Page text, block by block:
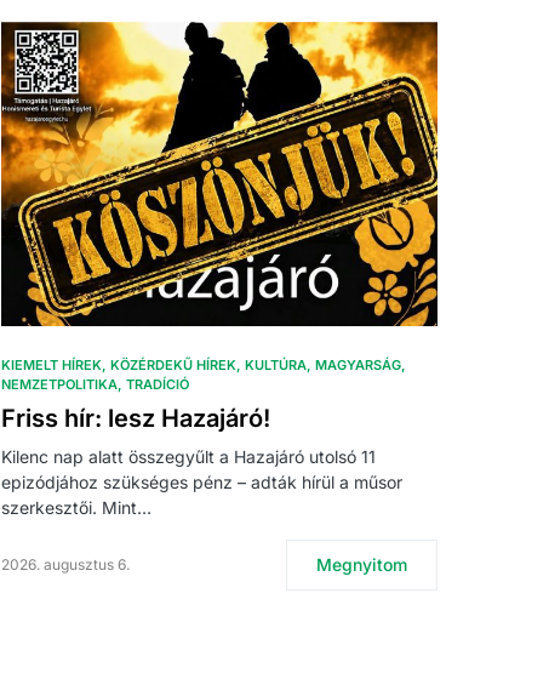
KIEMELT HÍREK KÖZÉRDEKŰ HÍREK KULTÚRA MAGYARSÁG
NEMZETPOLITIKA TRADÍCIÓ
Friss hír: lesz Hazajáró!
Kilenc nap alatt összegyűlt a Hazajáró utolsó 11
epizódjához szükséges pénz – adták hírül a műsor
szerkesztői. Mint…
2026. augusztus 6. Megnyitom